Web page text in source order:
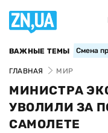
ВАЖНЫЕ ТЕМЫ Смена
ГЛАВНАЯ МИР
МИНИСТРА
УВОЛИЛИ ЗА
САМОЛЕТЕ